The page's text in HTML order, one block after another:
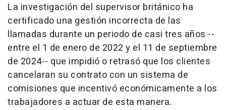
La investigación del supervisor británico ha
certificado una gestión incorrecta de las
llamadas durante un periodo de casi tres años --
entre el 1 de enero de 2022 y el 11 de septiembre
de 2024-- que impidió o retrasó que los clientes
cancelaran su contrato con un sistema de
comisiones que incentivó económicamente a los
trabajadores a actuar de esta manera.